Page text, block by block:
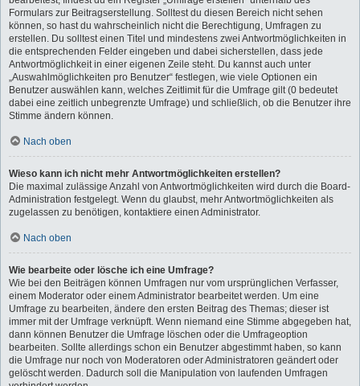
Formulars zur Beitragserstellung. Solltest du diesen Bereich nicht sehen
können, so hast du wahrscheinlich nicht die Berechtigung, Umfragen zu
erstellen. Du solltest einen Titel und mindestens zwei Antwortmöglichkeiten in
die entsprechenden Felder eingeben und dabei sicherstellen, dass jede
Antwortmöglichkeit in einer eigenen Zeile steht. Du kannst auch unter
„Auswahlmöglichkeiten pro Benutzer“ festlegen, wie viele Optionen ein
Benutzer auswählen kann, welches Zeitlimit für die Umfrage gilt (0 bedeutet
dabei eine zeitlich unbegrenzte Umfrage) und schließlich, ob die Benutzer ihre
Stimme ändern können.
Nach oben
Wieso kann ich nicht mehr Antwortmöglichkeiten erstellen?
Die maximal zulässige Anzahl von Antwortmöglichkeiten wird durch die Board-
Administration festgelegt. Wenn du glaubst, mehr Antwortmöglichkeiten als
zugelassen zu benötigen, kontaktiere einen Administrator.
Nach oben
Wie bearbeite oder lösche ich eine Umfrage?
Wie bei den Beiträgen können Umfragen nur vom ursprünglichen Verfasser,
einem Moderator oder einem Administrator bearbeitet werden. Um eine
Umfrage zu bearbeiten, ändere den ersten Beitrag des Themas; dieser ist
immer mit der Umfrage verknüpft. Wenn niemand eine Stimme abgegeben hat,
dann können Benutzer die Umfrage löschen oder die Umfrageoption
bearbeiten. Sollte allerdings schon ein Benutzer abgestimmt haben, so kann
die Umfrage nur noch von Moderatoren oder Administratoren geändert oder
gelöscht werden. Dadurch soll die Manipulation von laufenden Umfragen